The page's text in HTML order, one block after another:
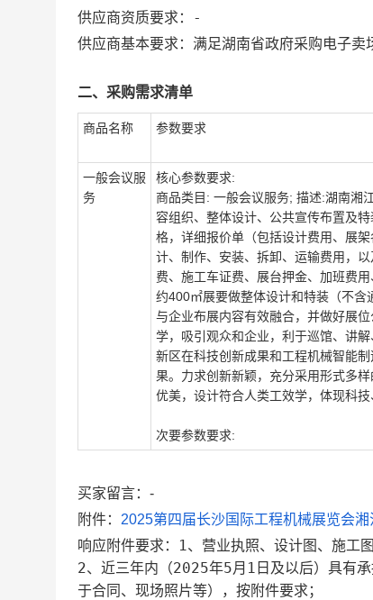
供应商资质要求：
-
供应商基本要求：满足湖南省政府采购电子卖
二、采购需求清单
商品名称 参数要求
一般会议服
务
核心参数要求:
商品类目: 一般会议服务; 描述:湖南湘
容组织、整体设计、公共宣传布置及
格，详细报价单（包括设计费用、展
计、制作、安装、拆卸、运输费用，
费、施工车证费、展台押金、加班费
约400㎡展要做整体设计和特装（不
与企业布展内容有效融合，并做好展
学，吸引观众和企业，利于巡馆、讲
新区在科技创新成果和工程机械智能
果。力求创新新颖，充分采用形式多
优美，设计符合人类工效学，体现科
次要参数要求:
买家留言：-
附件： 2025第四届长沙国际工程机械展览会
响应附件要求：1、营业执照、设计图、施工图
2、近三年内（2025年5月1日及以后）具有
于合同、现场照片等），按附件要求；